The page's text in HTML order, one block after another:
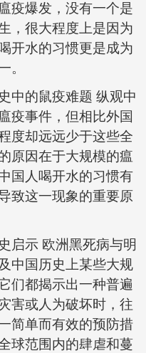
疫爆发，没有一个是
，很大程度上是因为
开水的习惯更是成为
。
中的鼠疫难题 纵观中
疫事件，但相比外国
度却远远少于这些全
原因在于大规模的瘟
国人喝开水的习惯有
致这一现象的重要原
启示 欧洲黑死病与明
中国历史上某些大规
们都揭示出一种普遍
害或人为破坏时，往
简单而有效的预防措
球范围内的肆虐和蔓